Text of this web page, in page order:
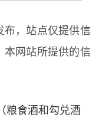
布，站点仅提供信
本网站所提供的信
粮食酒和勾兑酒